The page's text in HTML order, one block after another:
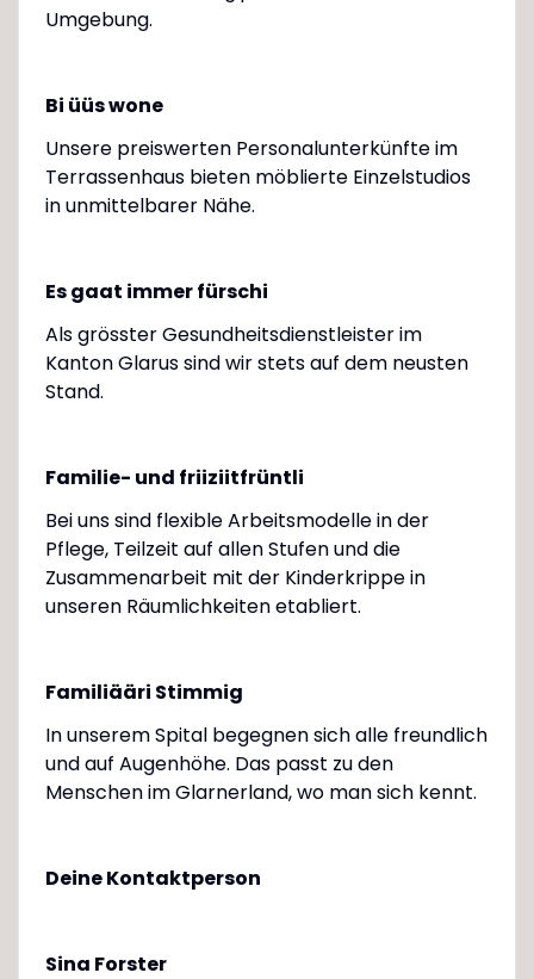
Umgebung.
Bi üüs wone
Unsere preiswerten Personalunterkünfte im
Terrassenhaus bieten möblierte Einzelstudios
in unmittelbarer Nähe.
Es gaat immer fürschi
Als grösster Gesundheitsdienstleister im
Kanton Glarus sind wir stets auf dem neusten
Stand.
Familie- und friiziitfrüntli
Bei uns sind flexible Arbeitsmodelle in der
Pflege, Teilzeit auf allen Stufen und die
Zusammenarbeit mit der Kinderkrippe in
unseren Räumlichkeiten etabliert.
Familiääri Stimmig
In unserem Spital begegnen sich alle freundlich
und auf Augenhöhe. Das passt zu den
Menschen im Glarnerland, wo man sich kennt.
Deine Kontaktperson
Sina Forster